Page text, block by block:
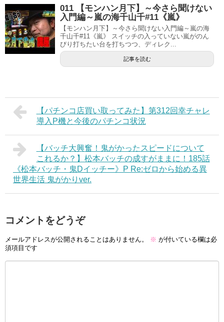
011 【モンハン月下】～今さら聞けない
入門編～嵐の海千山千#11《嵐》
【モンハン月下】～今さら聞けない入門編～嵐の海
千山千#11《嵐》 スイッチの入っていない嵐がのん
びり打ちたい台を打ちつつ、ディレク...
記事を読む
【パチンコ店買い取ってみた】第312回幸チャレ
導入P機と今後のパチンコ状況
【バッチ大興奮！鬼がかったスピードについて
これるか？】松本バッチの成すがままに！185話
《松本バッチ・鬼Dイッチー》P Re:ゼロから始める異
世界生活 鬼がかりver.
コメントをどうぞ
メールアドレスが公開されることはありません。 ※ が付いている欄は必
須項目です